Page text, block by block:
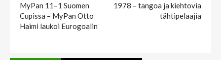
MyPan 11–1 Suomen
Cupissa – MyPan Otto
Haimi laukoi Eurogoalin
1978 – tangoa ja kiehtovia
tähtipelaajia